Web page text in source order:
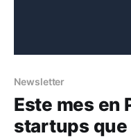
Newsletter
Este mes en
startups